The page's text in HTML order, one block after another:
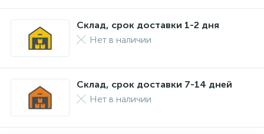
Склад, срок доставки 1-2 дня
Нет в наличии
Склад, срок доставки 7-14 дней
Нет в наличии